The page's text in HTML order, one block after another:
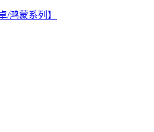
/鸿蒙系列】